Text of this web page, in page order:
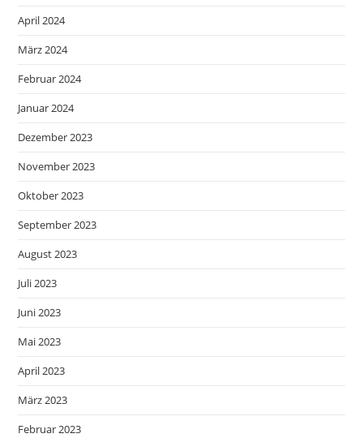
April 2024
März 2024
Februar 2024
Januar 2024
Dezember 2023
November 2023
Oktober 2023
September 2023
August 2023
Juli 2023
Juni 2023
Mai 2023
April 2023
März 2023
Februar 2023